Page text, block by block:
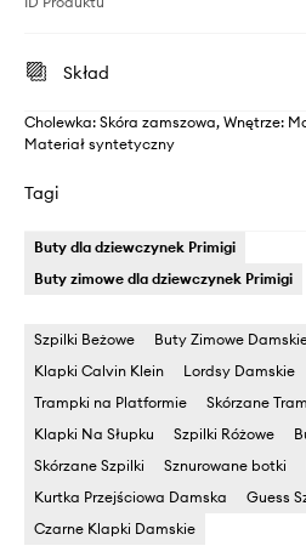
Skład
Cholewka: Skóra zamszowa, Wnętrze:
Materiał syntetyczny
Tagi
Buty dla dziewczynek Primigi
Buty zimowe dla dziewczynek Primigi
Szpilki Beżowe Buty Zimowe
Klapki Calvin Klein
Lordsy Damskie
Trampki na Platformie
Skórzane
Klapki Na Słupku
Szpilki Różowe
Skórzane Szpilki
Sznurowane botki
Kurtka Przejściowa Damska
Guess
Czarne Klapki Damskie